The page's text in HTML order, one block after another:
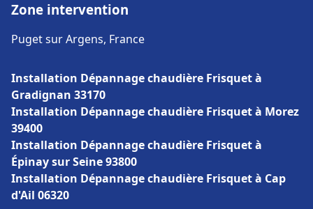
Zone intervention
Puget sur Argens, France
Installation Dépannage chaudière Frisquet à
Gradignan 33170
Installation Dépannage chaudière Frisquet à Morez
39400
Installation Dépannage chaudière Frisquet à
Épinay sur Seine 93800
Installation Dépannage chaudière Frisquet à Cap
d'Ail 06320